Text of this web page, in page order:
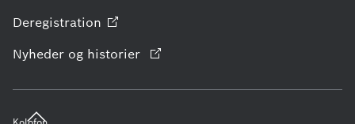
Deregistration
Nyheder og historier